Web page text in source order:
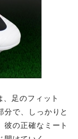
足のフィット
分で、しっかりと
彼の正確なミート